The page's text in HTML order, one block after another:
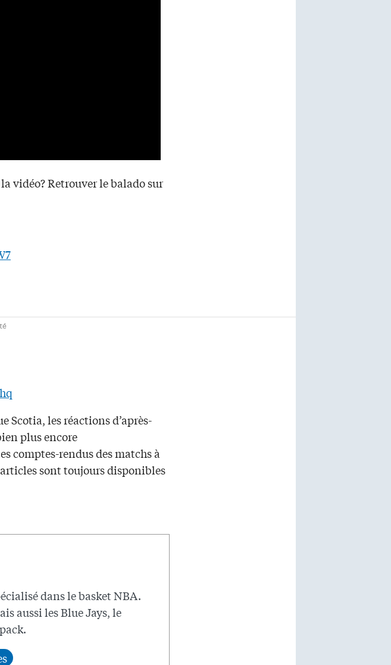
vidéo? Retrouver le balado sur
Scotia, les réactions d’après-
plus encore
comptes-rendus des matchs à
sont toujours disponibles
dans le basket NBA.
aussi les Blue Jays, le